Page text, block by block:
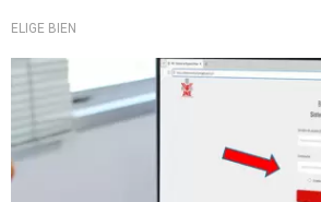
ELIGE BIEN
Para tener en cuenta